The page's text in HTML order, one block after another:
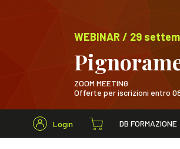
WEBINAR / 29
ZOOM MEETING
Offerte per iscrizioni entro
Login DB FORMAZIONE